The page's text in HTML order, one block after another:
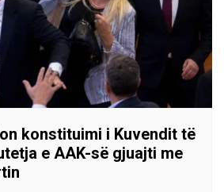
konstituimi i Kuvendit të
e AAK-së gjuajti me